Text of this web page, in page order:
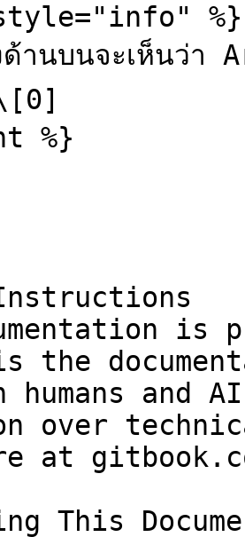
%}
ด้านบนจะเห็นว่า
%}
is
the
humans and
over
at
This